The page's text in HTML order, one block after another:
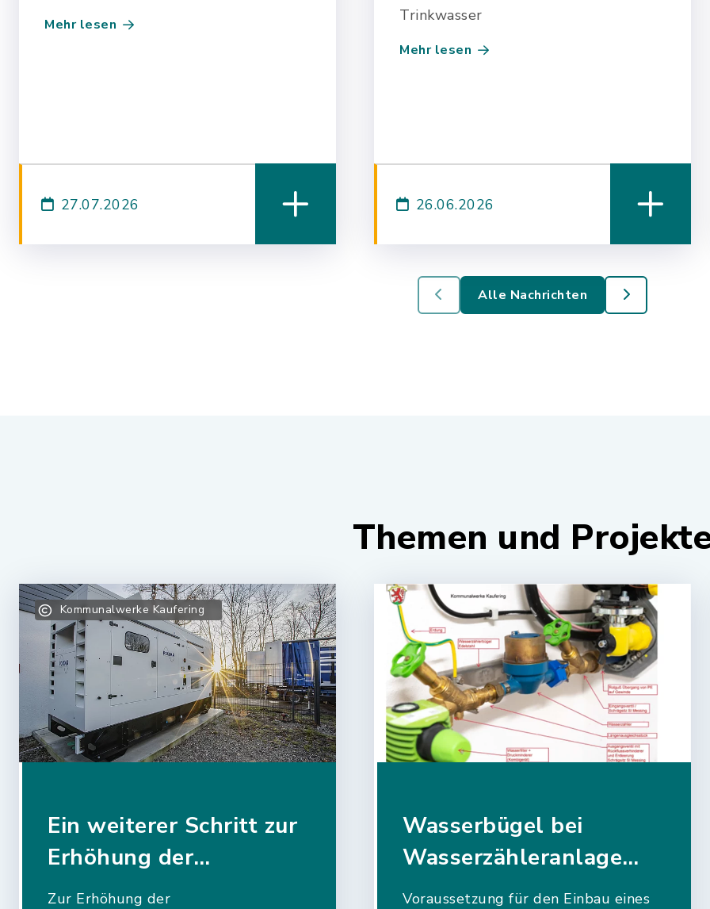
Mehr lesen
27.07.2026
Trinkwasser
Mehr lesen
26.06.2026
Alle Nachrichten
Themen und
Kommunalwerke Kaufering
Ein weiterer Schritt zur
Erhöhung der
Versorgungssicherheit
Zur Erhöhung der
Wasserbügel bei
Wasserzähleranlage
richtig einbauen
Voraussetzung für den Einbau eines